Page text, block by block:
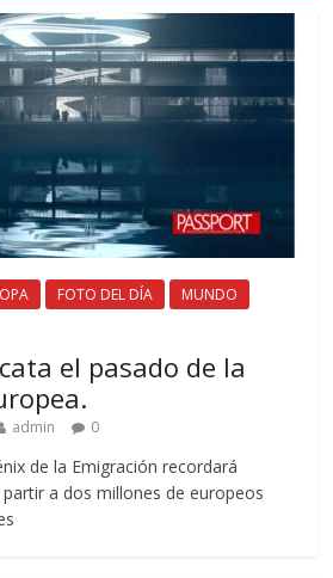
FOTO DEL DÍA
MUNDO
el pasado de la
admin 0
de la Emigración recordará
a dos millones de europeos